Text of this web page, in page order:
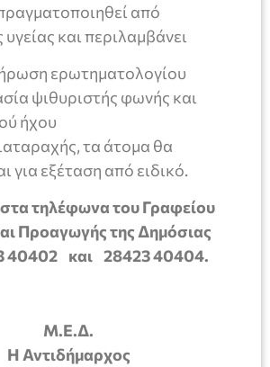
από
και περιλαμβάνει
ερωτηματολογίου
ψιθυριστής φωνής και
ήχου
τα άτομα θα
για εξέταση από ειδικό.
τηλέφωνα του Γραφείου
Προαγωγής της Δημόσιας
40402 και 28423 40404.
Μ.Ε.Δ.
Η Αντιδήμαρχος